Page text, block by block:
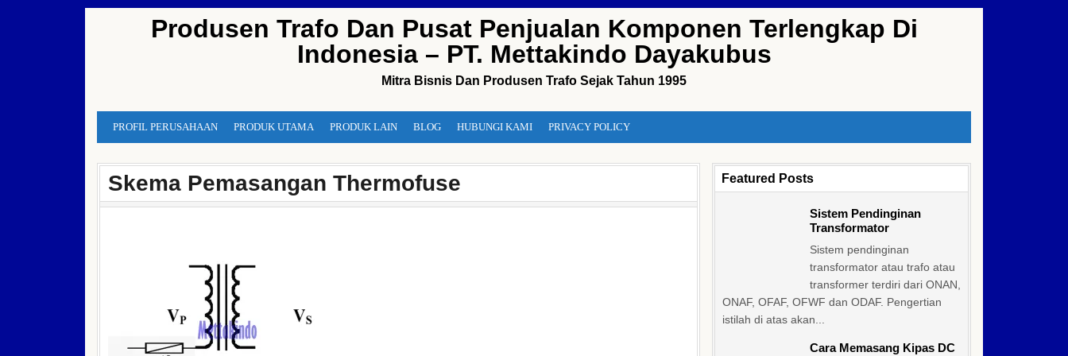
Produsen Trafo Dan Pusat Penjualan Komponen Terlengkap Di
Indonesia – PT. Mettakindo Dayakubus
Mitra Bisnis Dan Produsen Trafo Sejak Tahun 1995
PROFIL PERUSAHAAN PRODUK UTAMA PRODUK LAIN BLOG HUBUNGI KAMI PRIVACY POLICY
Skema Pemasangan Thermofuse Featured Posts
Sistem Pendinginan
Transformator
Sistem pendinginan
transformator atau trafo atau
transformer terdiri dari ONAN,
ONAF, OFAF, OFWF dan ODAF. Pengertian
istilah di atas akan...
Cara Memasang Kipas DC